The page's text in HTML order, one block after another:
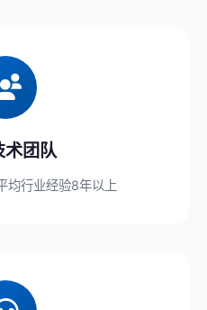
术团队
均行业经验8年以上